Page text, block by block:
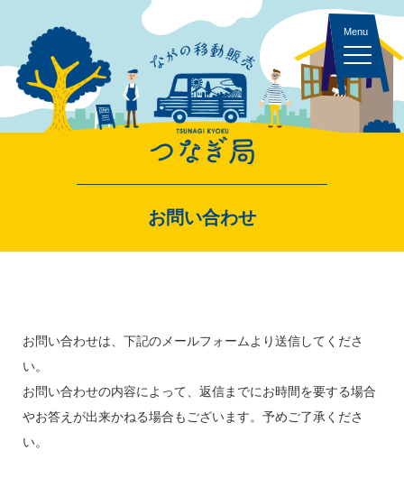
キッチンカー 一覧
お問い合わせ
お問い合わせは、下記のメールフォームより送信してくださ
い。
お問い合わせの内容によって、返信までにお時間を要する場合
やお答えが出来かねる場合もございます。予めご了承くださ
い。